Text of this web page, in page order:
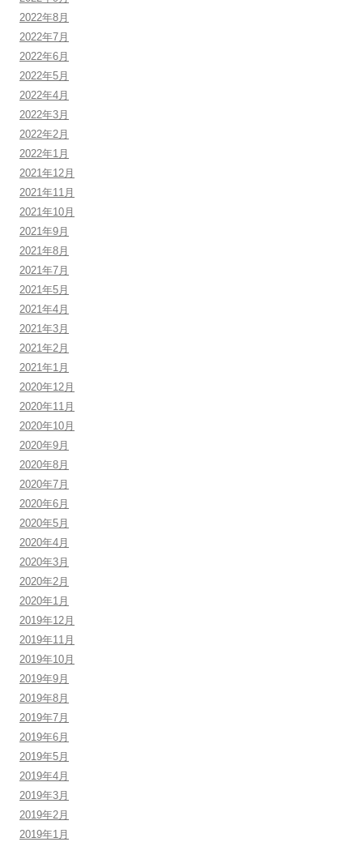
2022年8月
2022年7月
2022年6月
2022年5月
2022年4月
2022年3月
2022年2月
2022年1月
2021年12月
2021年11月
2021年10月
2021年9月
2021年8月
2021年7月
2021年5月
2021年4月
2021年3月
2021年2月
2021年1月
2020年12月
2020年11月
2020年10月
2020年9月
2020年8月
2020年7月
2020年6月
2020年5月
2020年4月
2020年3月
2020年2月
2020年1月
2019年12月
2019年11月
2019年10月
2019年9月
2019年8月
2019年7月
2019年6月
2019年5月
2019年4月
2019年3月
2019年2月
2019年1月